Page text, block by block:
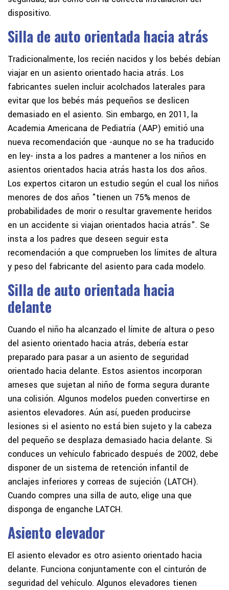
dispositivo.
Silla de auto orientada hacia atrás
Tradicionalmente, los recién nacidos y los bebés debían
viajar en un asiento orientado hacia atrás. Los
fabricantes suelen incluir acolchados laterales para
evitar que los bebés más pequeños se deslicen
demasiado en el asiento. Sin embargo, en 2011, la
Academia Americana de Pediatría (AAP) emitió una
nueva recomendación que -aunque no se ha traducido
en ley- insta a los padres a mantener a los niños en
asientos orientados hacia atrás hasta los dos años.
Los expertos citaron un estudio según el cual los niños
menores de dos años "tienen un 75% menos de
probabilidades de morir o resultar gravemente heridos
en un accidente si viajan orientados hacia atrás". Se
insta a los padres que deseen seguir esta
recomendación a que comprueben los límites de altura
y peso del fabricante del asiento para cada modelo.
Silla de auto orientada hacia
delante
Cuando el niño ha alcanzado el límite de altura o peso
del asiento orientado hacia atrás, debería estar
preparado para pasar a un asiento de seguridad
orientado hacia delante. Estos asientos incorporan
arneses que sujetan al niño de forma segura durante
una colisión. Algunos modelos pueden convertirse en
asientos elevadores. Aún así, pueden producirse
lesiones si el asiento no está bien sujeto y la cabeza
del pequeño se desplaza demasiado hacia delante. Si
conduces un vehículo fabricado después de 2002, debe
disponer de un sistema de retención infantil de
anclajes inferiores y correas de sujeción (LATCH).
Cuando compres una silla de auto, elige una que
disponga de enganche LATCH.
Asiento elevador
El asiento elevador es otro asiento orientado hacia
delante. Funciona conjuntamente con el cinturón de
seguridad del vehículo. Algunos elevadores tienen